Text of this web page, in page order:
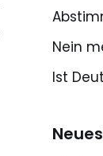
Nein
Ist